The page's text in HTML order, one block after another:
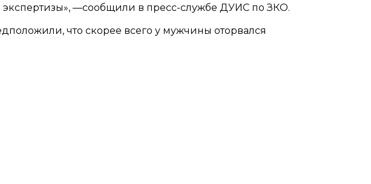
—сообщили в пресс-службе ДУИС по ЗКО.
что скорее всего у мужчины оторвался